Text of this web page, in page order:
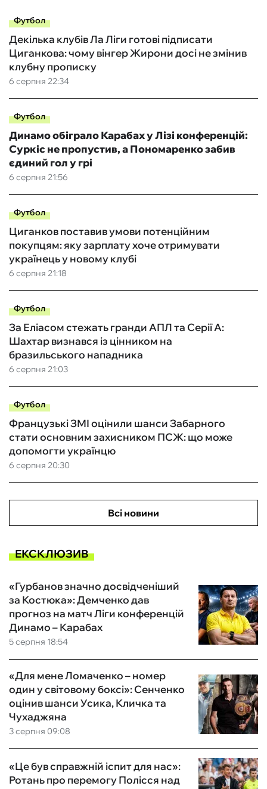
Футбол
6 серпня 22:34
Декілька клубів Ла Ліги готові підписати
Циганкова: чому вінгер Жирони досі не змінив
клубну прописку
Футбол
6 серпня 21:56
Динамо обіграло Карабах у Лізі конференцій:
Суркіс не пропустив, а Пономаренко забив
єдиний гол у грі
Футбол
6 серпня 21:18
Циганков поставив умови потенційним
покупцям: яку зарплату хоче отримувати
українець у новому клубі
Футбол
6 серпня 21:03
За Еліасом стежать гранди АПЛ та Серії А:
Шахтар визнався із цінником на
бразильського нападника
Футбол
6 серпня 20:30
Французькі ЗМІ оцінили шанси Забарного
стати основним захисником ПСЖ: що може
допомогти українцю
Всі новини
ЕКСКЛЮЗИВ
5 серпня 18:54
«Гурбанов значно досвідченіший
за Костюка»: Демченко дав
прогноз на матч Ліги конференцій
Динамо – Карабах
3 серпня 09:08
«Для мене Ломаченко – номер
один у світовому боксі»: Сенченко
оцінив шанси Усика, Кличка та
Чухаджяна
«Це був справжній іспит для нас»:
Ротань про перемогу Полісся над